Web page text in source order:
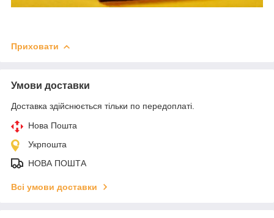
Приховати
Умови доставки
Доставка здійснюється тільки по передоплаті.
Нова Пошта
Укрпошта
НОВА ПОШТА
Всі умови доставки